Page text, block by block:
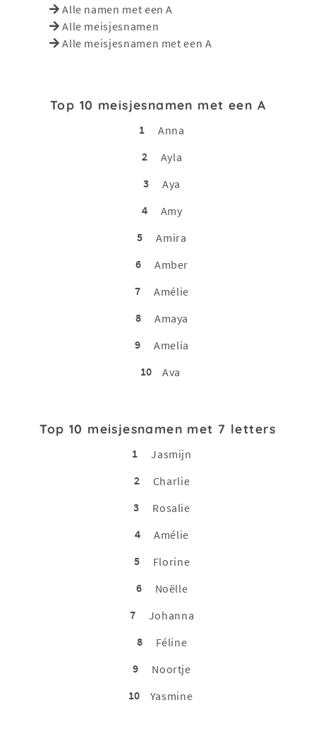
Alle namen met een A
Alle meisjesnamen
Alle meisjesnamen met een A
Top 10 meisjesnamen met een A
1
Anna
2
Ayla
3
Aya
4
Amy
5
Amira
6
Amber
7
Amélie
8
Amaya
9
Amelia
10
Ava
Top 10 meisjesnamen met 7 letters
1
Jasmijn
2
Charlie
3
Rosalie
4
Amélie
5
Florine
6
Noëlle
7
Johanna
8
Féline
9
Noortje
10
Yasmine